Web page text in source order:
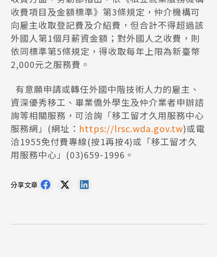
收費項目及金額標準》第3條規定，仲介機構可
向雇主收取登記費及介紹費，但合計不得超過該
外國人第1個月薪資金額；對外國人之收費，則
依同標準第5條規定，得收取每年上限為新臺幣
2,000元之服務費。
有意願申請或轉任外國中階技術人力的雇主、
資深優秀移工、畢業僑外學生及仲介業者申辦諮
詢等相關服務，可洽詢「移工留才久用服務中心
服務網」(網址： https://lrsc.wda.gov.tw)或電
洽1955免付費專線(按1再按4)或「移工留才久
用服務中心」(03)659-1996。
分享文章